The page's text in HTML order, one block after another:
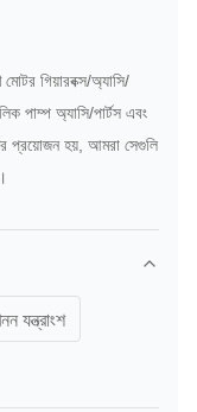
গিয়ারবক্স/অ্যাসি/
পাম্প অ্যাসি/পার্টস এবং
প্রয়োজন হয়, আমরা সেগুলি
যন্ত্রাংশ